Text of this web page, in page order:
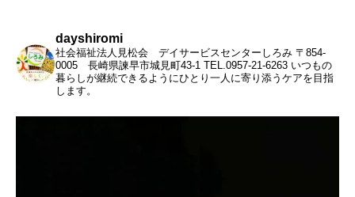
dayshiromi
社会福祉法人見松会 デイサービスセンターしろみ 〒854-
0005 長崎県諫早市城見町43-1 TEL.0957-21-6263 いつもの
暮らしが継続できるようにひとり一人に寄り添うケアを目指
します。